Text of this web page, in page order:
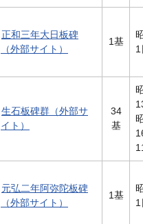
正和三年大日板碑
（外部サイト）
1基
1
生石板碑群（外部サ
イト）
34
基
元弘二年阿弥陀板碑
（外部サイト）
1基
1